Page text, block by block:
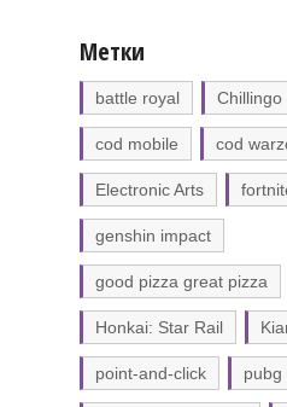
Метки
battle royal Chillingo
cod mobile cod
Electronic Arts
genshin impact
good pizza great pizza
Honkai: Star Rail
point-and-click pubg